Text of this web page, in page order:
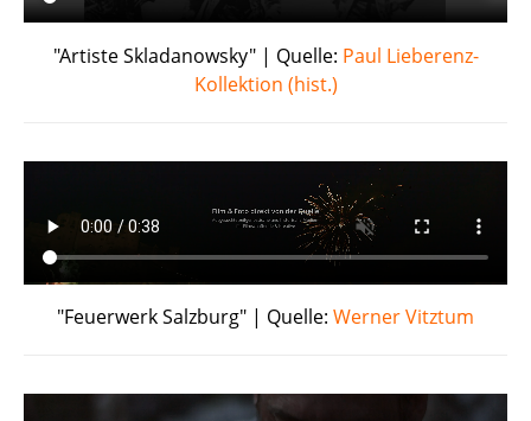
"Artiste Skladanowsky" | Quelle: Paul Lieberenz-
Kollektion (hist.)
"Feuerwerk Salzburg" | Quelle: Werner Vitztum